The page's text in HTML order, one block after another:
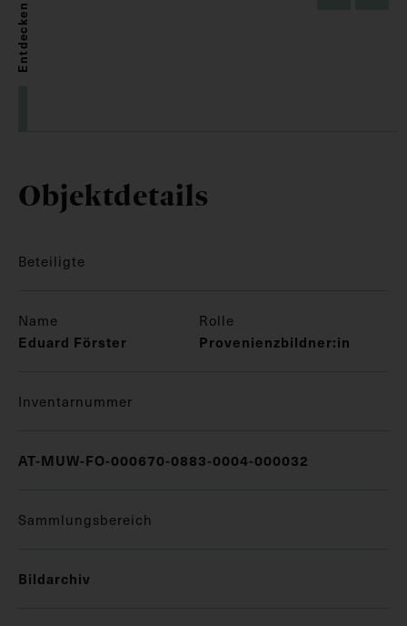
Entdecken
Objektdetails
Beteiligte
Name Rolle
Eduard Förster Provenienzbildner:in
Inventarnummer
AT-MUW-FO-000670-0883-0004-000032
Sammlungsbereich
Bildarchiv